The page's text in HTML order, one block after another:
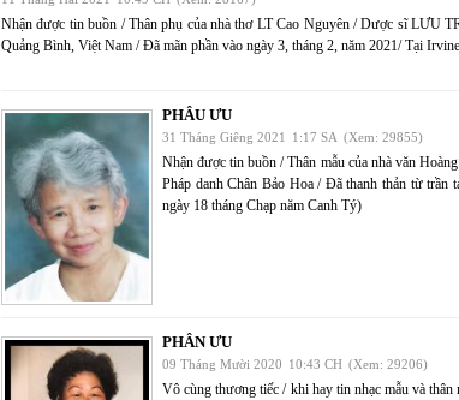
Nhận được tin buồn / Thân phụ của nhà thơ LT Cao Nguyên / Dược sĩ LƯU
Quảng Bình, Việt Nam / Đã mãn phần vào ngày 3, tháng 2, năm 2021/ Tại
PHÂU ƯU
31 Tháng Giêng 2021 1:17 SA (Xem: 29855)
Nhận được tin buồn / Thân mẫu của nhà văn
Pháp danh Chân Bảo Hoa / Đã thanh thản từ trần
ngày 18 tháng Chạp năm Canh Tý)
PHÂN ƯU
09 Tháng Mười 2020 10:43 CH (Xem: 29206)
Vô cùng thương tiếc / khi hay tin nhạc mẫu và